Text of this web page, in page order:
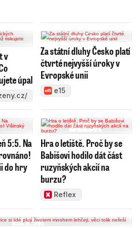
v
úpal
Za státní dluhy Česko platí
čtvrté nejvyšší úroky v
Evropské unii
e15
5:5. Na
do hry
Hra o letiště. Proč by se
Babišovi hodilo dát část
ruzyňských akcií na
burzu?
Reflex